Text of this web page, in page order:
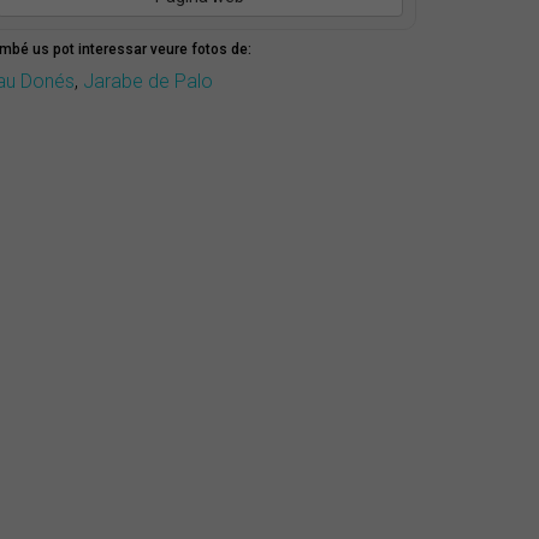
us pot interessar veure fotos de:
Donés, Jarabe de Palo